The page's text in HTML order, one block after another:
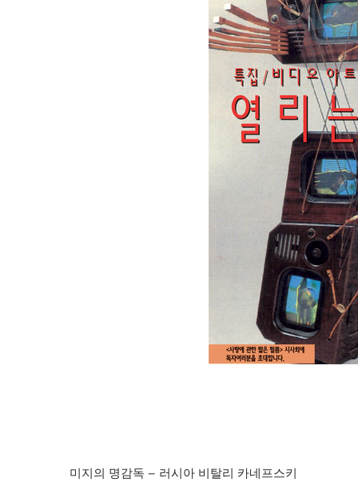
미지의 명감독 – 러시아 비탈리 카네프스키